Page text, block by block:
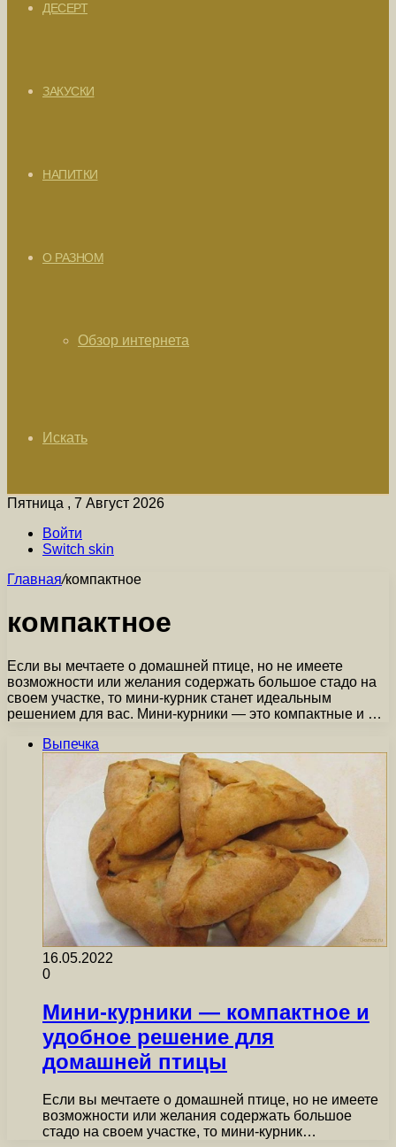
ДЕСЕРТ
ЗАКУСКИ
НАПИТКИ
О РАЗНОМ
Обзор интернета
Искать
Пятница , 7 Август 2026
Войти
Switch skin
Главная/компактное
компактное
Если вы мечтаете о домашней птице, но не имеете
возможности или желания содержать большое стадо на
своем участке, то мини-курник станет идеальным
решением для вас. Мини-курники — это компактные и …
Выпечка
16.05.2022
0
Мини-курники — компактное и
удобное решение для
домашней птицы
Если вы мечтаете о домашней птице, но не имеете
возможности или желания содержать большое
стадо на своем участке, то мини-курник…